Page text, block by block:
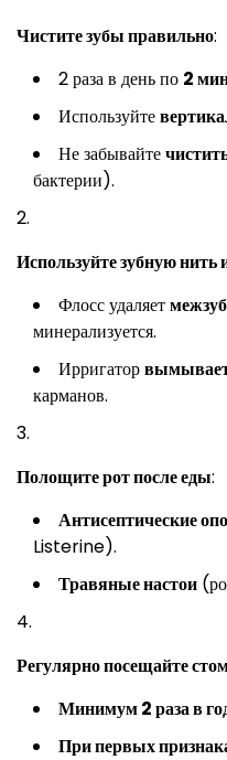
Чистите зубы правильно:
2 раза в день по 2
Используйте
Не забывайте
бактерии).
Используйте зубную нить
Флосс удаляет
минерализуется.
Ирригатор
карманов.
Полощите рот после еды:
Антисептические
Listerine).
Травяные настои
Регулярно посещайте
Минимум 2 раза в
При первых